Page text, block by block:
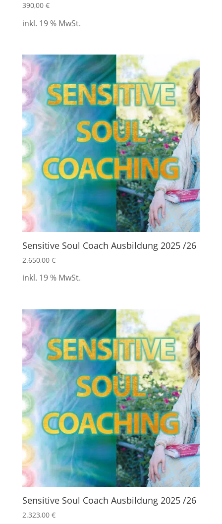
390,00 €
inkl. 19 % MwSt.
Sensitive Soul Coach Ausbildung 2025 /26
2.650,00 €
inkl. 19 % MwSt.
Sensitive Soul Coach Ausbildung 2025 /26
2.323,00 €